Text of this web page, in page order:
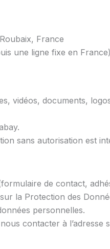
France
une ligne fixe en France)
vidéos, documents,
sans autorisation est
de contact,
la Protection des
personnelles.
contacter à l’adresse